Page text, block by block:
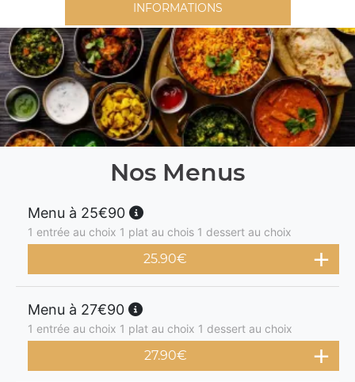
INFORMATIONS
Nos Menus
Menu à 25€90
1 entrée au choix 1 plat au chois 1 dessert au choix
25.90€
Menu à 27€90
1 entrée au choix 1 plat au choix 1 dessert au choix
27.90€